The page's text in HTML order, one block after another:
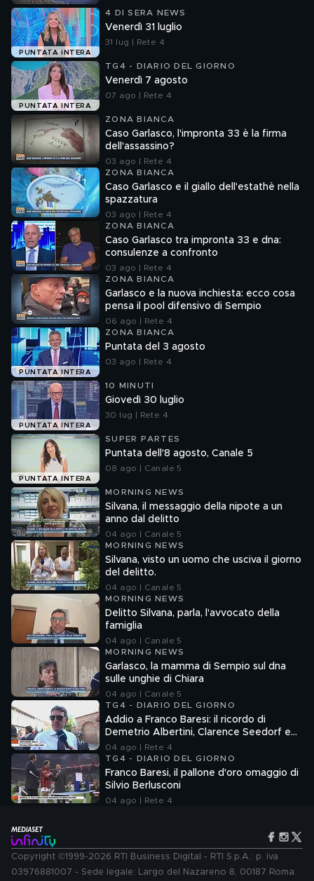
PUNTATA INTERA
4 DI SERA NEWS
Venerdì 31 luglio
31 lug | Rete 4
PUNTATA INTERA
TG4 - DIARIO DEL GIORNO
Venerdì 7 agosto
07 ago | Rete 4
ZONA BIANCA
Caso Garlasco, l'impronta 33 è la firma
dell'assassino?
03 ago | Rete 4
ZONA BIANCA
Caso Garlasco e il giallo dell'estathè nella
spazzatura
03 ago | Rete 4
ZONA BIANCA
Caso Garlasco tra impronta 33 e dna:
consulenze a confronto
03 ago | Rete 4
ZONA BIANCA
Garlasco e la nuova inchiesta: ecco cosa
pensa il pool difensivo di Sempio
06 ago | Rete 4
PUNTATA INTERA
ZONA BIANCA
Puntata del 3 agosto
03 ago | Rete 4
PUNTATA INTERA
10 MINUTI
Giovedì 30 luglio
30 lug | Rete 4
PUNTATA INTERA
SUPER PARTES
Puntata dell'8 agosto, Canale 5
08 ago | Canale 5
MORNING NEWS
Silvana, il messaggio della nipote a un
anno dal delitto
04 ago | Canale 5
MORNING NEWS
Silvana, visto un uomo che usciva il giorno
del delitto.
04 ago | Canale 5
MORNING NEWS
Delitto Silvana, parla, l'avvocato della
famiglia
04 ago | Canale 5
MORNING NEWS
Garlasco, la mamma di Sempio sul dna
sulle unghie di Chiara
04 ago | Canale 5
TG4 - DIARIO DEL GIORNO
Addio a Franco Baresi: il ricordo di
Demetrio Albertini, Clarence Seedorf e
Giovanni Galli
04 ago | Rete 4
TG4 - DIARIO DEL GIORNO
Franco Baresi, il pallone d'oro omaggio di
Silvio Berlusconi
04 ago | Rete 4
Copyright ©1999-2026 RTI Business Digital - RTI S.p.A.: p. iva
03976881007 - Sede legale: Largo del Nazareno 8, 00187 Roma.